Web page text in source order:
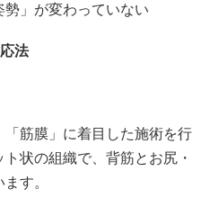
」が変わっていない
法
筋膜」に着目した施術を行
状の組織で、背筋とお尻・
す。